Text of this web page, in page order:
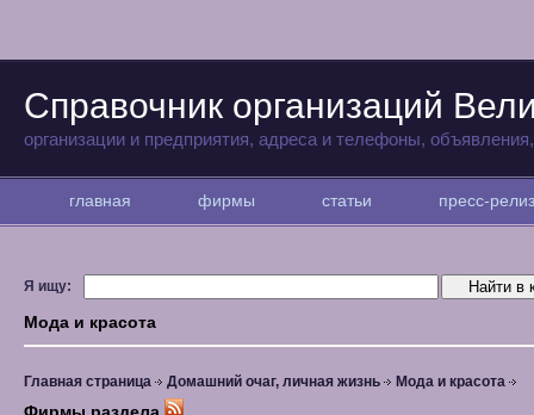
Справочник организаций
организации и предприятия, адреса и телефоны,
главная фирмы статьи пресс-
Я ищу:
Мода и красота
Главная страница Домашний очаг, личная жизнь Мода и красота